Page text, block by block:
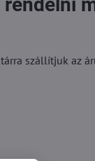
szállítjuk az